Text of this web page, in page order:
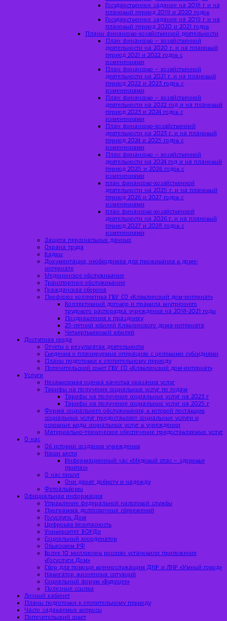
Государственное задание на 2018 г и на
плановый период 2019 и 2020 годов
Государственное задание на 2019 г и на
плановый период 2020 и 2021 годов
Планы финансово-хозяйственной деятельности
План финансово – хозяйственной
деятельности на 2020 г. и на плановый
период 2021 и 2022 годов с
изменениями
План финансово – хозяйственной
деятельности на 2021 г. и на плановый
период 2022 и 2023 годов с
изменениями
План финансово – хозяйственной
деятельности на 2022 год и на плановый
период 2023 и 2024 годов с
изменениями
План финансово-хозяйственной
деятельности на 2023 г. и на плановый
период 2024 и 2025 годов с
изменениями
План финансово – хозяйственной
деятельности на 2024 год и на плановый
период 2025 и 2026 годов с
изменениями
план финансово-хозяйственной
деятельности на 2025 г. и на плановый
период 2026 и 2027 годов с
изменениями
план финансово-хозяйственной
деятельности на 2026 г. и на плановый
период 2027 и 2028 годов с
изменениями
Защита персональных данных
Охрана труда
Кадры
Документация, необходимая для проживания в доме-
интернате
Медицинское обслуживание
Транспортное обслуживание
Гражданская оборона
Профсоюз коллектива ГБУ СО «Клявлинский дом-интернат»
Коллективный договор и правила внутреннего
трудового распорядка учреждения на 2018-2021 годы
Поздравления к празднику
25-летний юбилей Клявлинского дома-интерната
Четвертьвековой юбилей
Доступная среда
Отчеты о результатах деятельности
Сведения о планируемых операциях с целевыми субсидиями
Планы подготовки к отопительному периоду
Попечительский совет ГБУ СО «Клявлинский дом-интернат»
Услуги
Независимая оценка качества оказания услуг
Тарифы на получение социальных услуг по годам
Тарифы на получение социальных услуг на 2023 г
Тарифы на получение социальных услуг на 2025 г
Форма социального обслуживания, в которой поставщик
социальных услуг предоставляет социальные услуги и
основные виды социальных услуг в учреждении
Материально-техническое обеспечение предоставляемых услуг
О нас
Об истории создания учреждения
Наши вести
Информационный час «Медовый спас – здоровье
припас»
О нас пишут
Они дарят доброту и надежду
Фотоальбомы
Официальная информация
Управление федеральной налоговой службы
Программа долгосрочных сбережений
Госуслуги. Дом
Цифровая безопасность
Университет ВОРДи
Социальный координатор
Объясняем РФ
Более 10 миллионов россиян установили приложение
«Госуслуги Дом»
Сбор для помощи военнослужащим ДНР и ЛНР «Умный город»
Навигатор жизненных ситуаций
Социальный форум «Будущее»
Полезные ссылки
Личный кабинет
Планы подготовки к отопительному периоду
Часто задаваемые вопросы
Попечительский совет